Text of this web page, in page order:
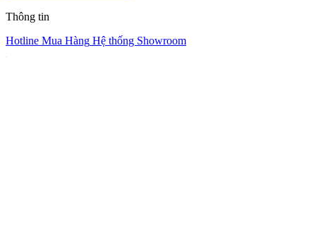
Thông tin
Hotline Mua Hàng Hệ thống Showroom